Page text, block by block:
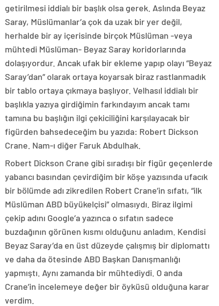
getirilmesi iddialı bir başlık olsa gerek. Aslında Beyaz
Saray, Müslümanlar’a çok da uzak bir yer değil,
herhalde bir ay içerisinde birçok Müslüman -veya
mühtedi Müslüman- Beyaz Saray koridorlarında
dolaşıyordur. Ancak ufak bir ekleme yapıp olayı “Beyaz
Saray’dan” olarak ortaya koyarsak biraz rastlanmadık
bir tablo ortaya çıkmaya başlıyor. Velhasıl iddialı bir
başlıkla yazıya girdiğimin farkındayım ancak tamı
tamına bu başlığın ilgi çekiciliğini karşılayacak bir
figürden bahsedeceğim bu yazıda: Robert Dickson
Crane. Nam-ı diğer Faruk Abdulhak.
Robert Dickson Crane gibi sıradışı bir figür geçenlerde
yabancı basından çevirdiğim bir köşe yazısında ufacık
bir bölümde adı zikredilen Robert Crane’in sıfatı, “ilk
Müslüman ABD büyükelçisi” olmasıydı. Biraz ilgimi
çekip adını Google’a yazınca o sıfatın sadece
buzdağının görünen kısmı olduğunu anladım. Kendisi
Beyaz Saray’da en üst düzeyde çalışmış bir diplomattı
ve daha da ötesinde ABD Başkan Danışmanlığı
yapmıştı. Aynı zamanda bir mühtediydi. O anda
Crane’in incelemeye değer bir öyküsü olduğuna karar
verdim.